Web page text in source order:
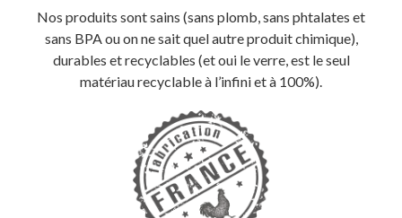
Nos produits sont sains (sans plomb, sans phtalates et
sans BPA ou on ne sait quel autre produit chimique),
durables et recyclables (et oui le verre, est le seul
matériau recyclable à l’infini et à 100%).